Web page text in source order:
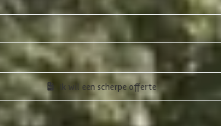
Ik wil een scherpe offerte